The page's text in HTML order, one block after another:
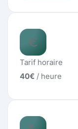
Tarif horaire
40€ / heure